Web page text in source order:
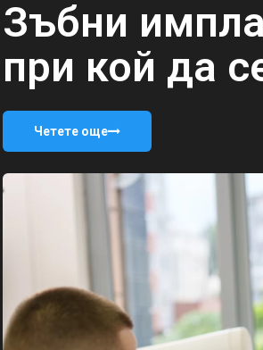
Зъбни
при кой да
Четете още